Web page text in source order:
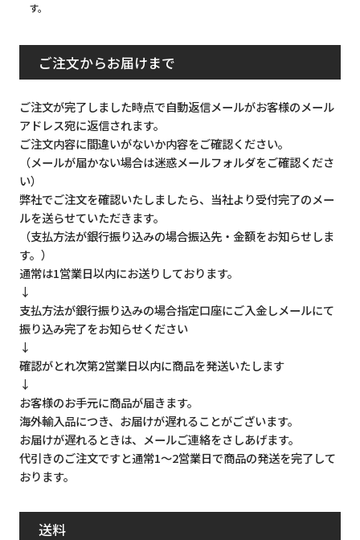
す。
ご注文からお届けまで
ご注文が完了しました時点で自動返信メールがお客様のメール
アドレス宛に返信されます。
ご注文内容に間違いがないか内容をご確認ください。
（メールが届かない場合は迷惑メールフォルダをご確認くださ
い）
弊社でご注文を確認いたしましたら、当社より受付完了のメー
ルを送らせていただきます。
（支払方法が銀行振り込みの場合振込先・金額をお知らせしま
す。）
通常は1営業日以内にお送りしております。
↓
支払方法が銀行振り込みの場合指定口座にご入金しメールにて
振り込み完了をお知らせください
↓
確認がとれ次第2営業日以内に商品を発送いたします
↓
お客様のお手元に商品が届きます。
海外輸入品につき、お届けが遅れることがございます。
お届けが遅れるときは、メールご連絡をさしあげます。
代引きのご注文ですと通常1～2営業日で商品の発送を完了して
おります。
送料